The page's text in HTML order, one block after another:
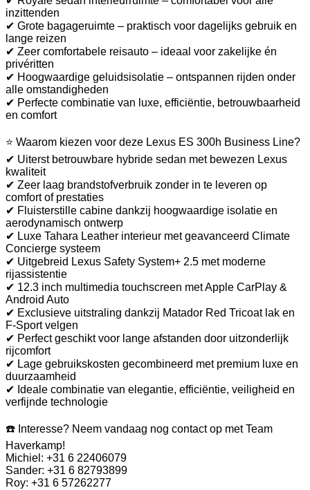
inzittenden
✔ Grote bagageruimte – praktisch voor dagelijks gebruik en
lange reizen
✔ Zeer comfortabele reisauto – ideaal voor zakelijke én
privéritten
✔ Hoogwaardige geluidsisolatie – ontspannen rijden onder
alle omstandigheden
✔ Perfecte combinatie van luxe, efficiëntie, betrouwbaarheid
en comfort
⭐ Waarom kiezen voor deze Lexus ES 300h Business Line?
✔ Uiterst betrouwbare hybride sedan met bewezen Lexus
kwaliteit
✔ Zeer laag brandstofverbruik zonder in te leveren op
comfort of prestaties
✔ Fluisterstille cabine dankzij hoogwaardige isolatie en
aerodynamisch ontwerp
✔ Luxe Tahara Leather interieur met geavanceerd Climate
Concierge systeem
✔ Uitgebreid Lexus Safety System+ 2.5 met moderne
rijassistentie
✔ 12.3 inch multimedia touchscreen met Apple CarPlay &
Android Auto
✔ Exclusieve uitstraling dankzij Matador Red Tricoat lak en
F-Sport velgen
✔ Perfect geschikt voor lange afstanden door uitzonderlijk
rijcomfort
✔ Lage gebruikskosten gecombineerd met premium luxe en
duurzaamheid
✔ Ideale combinatie van elegantie, efficiëntie, veiligheid en
verfijnde technologie
☎️ Interesse? Neem vandaag nog contact op met Team
Haverkamp!
Michiel: +31 6 22406079
Sander: +31 6 82793899
Roy: +31 6 57262277